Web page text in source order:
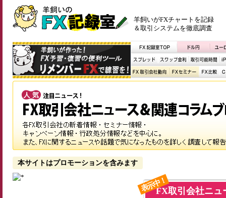
羊飼いがFXチャートを記録
＆取引システムを徹底調査
本サイトはプロモーションを含みます
表示中！FX取引会社ニュ